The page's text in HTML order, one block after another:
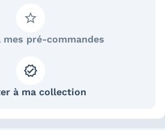
pré-commandes
à ma collection